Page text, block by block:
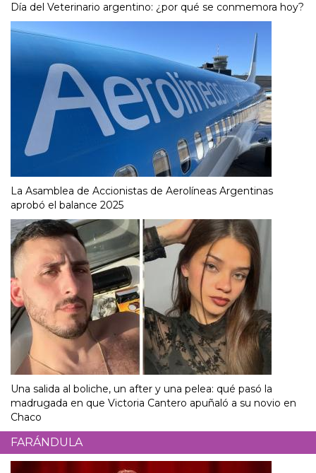
Día del Veterinario argentino: ¿por qué se conmemora hoy?
La Asamblea de Accionistas de Aerolíneas Argentinas
aprobó el balance 2025
Una salida al boliche, un after y una pelea: qué pasó la
madrugada en que Victoria Cantero apuñaló a su novio en
Chaco
FARÁNDULA